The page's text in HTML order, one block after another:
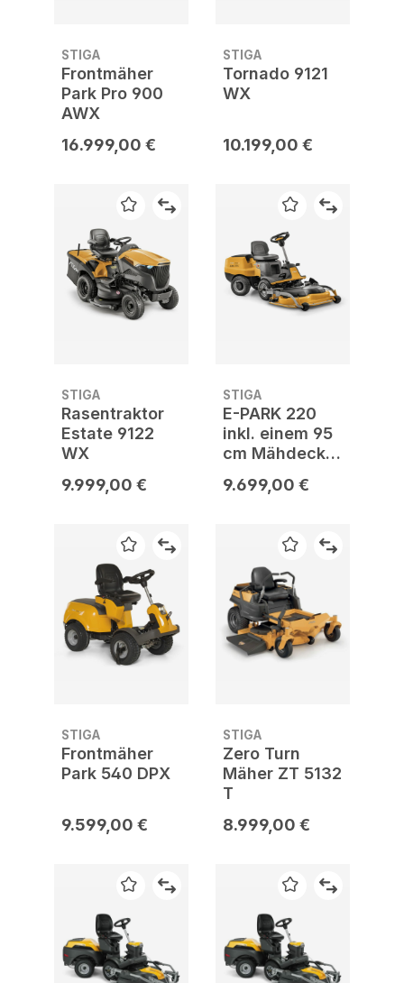
STIGA
Frontmäher
Park Pro 900
AWX
16.999,00 €
STIGA
Tornado 9121
WX
10.199,00 €
STIGA
Rasentraktor
Estate 9122
WX
9.999,00 €
STIGA
E-PARK 220
inkl. einem 95
cm Mähdeck
Technologie
9.699,00 €
STIGA
Frontmäher
Park 540 DPX
9.599,00 €
STIGA
Zero Turn
Mäher ZT 5132
T
8.999,00 €